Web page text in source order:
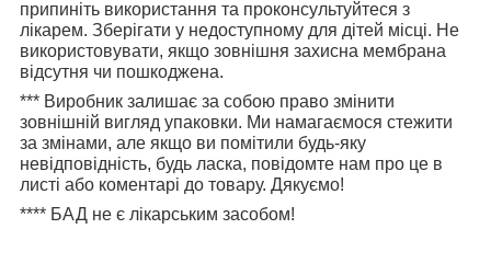
припиніть використання та проконсультуйтеся з
лікарем. Зберігати у недоступному для дітей місці. Не
використовувати, якщо зовнішня захисна мембрана
відсутня чи пошкоджена.
*** Виробник залишає за собою право змінити
зовнішній вигляд упаковки. Ми намагаємося стежити
за змінами, але якщо ви помітили будь-яку
невідповідність, будь ласка, повідомте нам про це в
листі або коментарі до товару. Дякуємо!
**** БАД не є лікарським засобом!